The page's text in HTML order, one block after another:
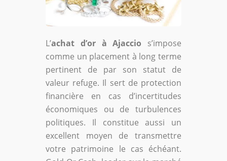
L’achat d’or à Ajaccio s’impose
comme un placement à long terme
pertinent de par son statut de
valeur refuge. Il sert de protection
financière en cas d’incertitudes
économiques ou de turbulences
politiques. Il constitue aussi un
excellent moyen de transmettre
votre patrimoine le cas échéant.